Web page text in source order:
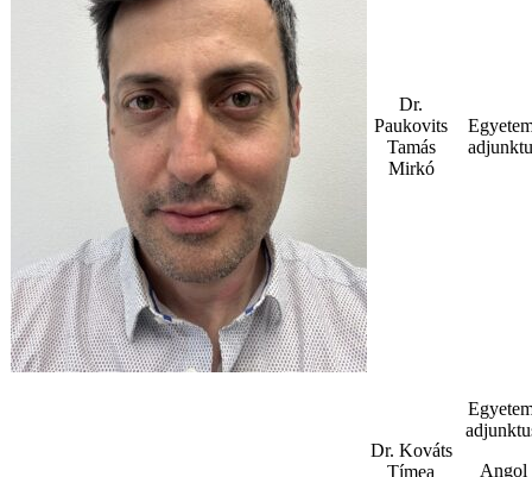
Dr.
Paukovits
Tamás
Mirkó
Dr. Kováts
Tímea
Angol